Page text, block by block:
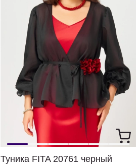
Туника FITA 20761 черный